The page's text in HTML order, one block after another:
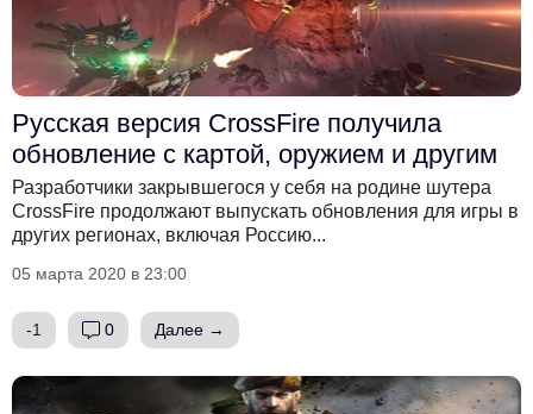
Русская версия CrossFire получила
обновление с картой, оружием и другим
Разработчики закрывшегося у себя на родине шутера
CrossFire продолжают выпускать обновления для игры в
других регионах, включая Россию...
05 марта 2020 в 23:00
-1 0 Далее →